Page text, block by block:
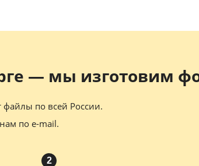
— мы изготовим
по всей России.
по e-mail.
2